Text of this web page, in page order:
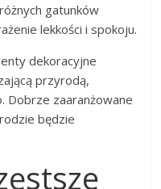
gatunków
lekkości i spokoju.
dekoracyjne
przyrodą,
Dobrze zaaranżowane
będzie